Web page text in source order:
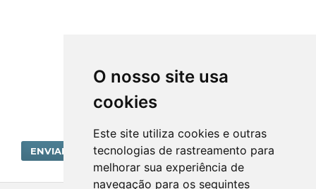
O nosso site usa
cookies
Este site utiliza cookies e outras
tecnologias de rastreamento para
melhorar sua experiência de
navegação para os seguintes
ENVIAR SUBMISSÃO